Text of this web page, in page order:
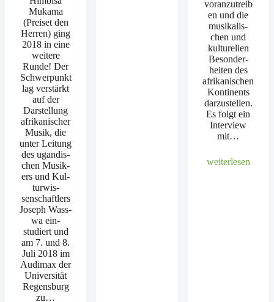
Muka­ma
(Preiset den
Her­ren) ging
2018 in eine
weit­ere
Runde! Der
Schw­er­punkt
lag ver­stärkt
auf der
Darstel­lung
afrikanis­ch­er
Musik, die
unter Leitung
des ugan­dis­
chen Musik­
ers und Kul­
tur­wis­
senschaftlers
Joseph Wass­
wa ein­
studiert und
am 7. und 8.
Juli 2018 im
Audi­max der
Uni­ver­sität
Regens­burg
zu…
voranzutreib
en und die
musikalis­
chen und
kul­turellen
Beson­der­
heit­en des
afrikanis­chen
Kon­ti­nents
darzustellen.
Es fol­gt ein
Inter­view
mit…
weit­er­lesen